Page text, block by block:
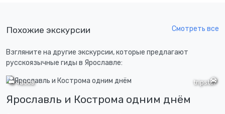
Похожие экскурсии Смотреть все
Взгляните на другие экскурсии, которые предлагают
русскоязычные гиды в Ярославле:
tripster
8 часов
Ярославль и Кострома одним днём